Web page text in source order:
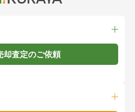
却査定のご依頼